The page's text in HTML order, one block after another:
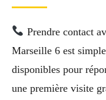
Prendre contact
Marseille 6 est
disponibles pour
une première visite